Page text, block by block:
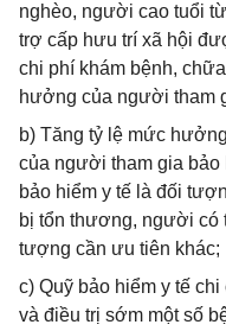
nghèo, người cao tuổi
trợ cấp hưu trí xã hội
chi phí khám bệnh,
hưởng của người tham
b) Tăng tỷ lệ mức
của người tham gia
bảo hiểm y tế là đối
bị tổn thương, người có
tượng cần ưu tiên khác;
c) Quỹ bảo hiểm y tế
và điều trị sớm một số